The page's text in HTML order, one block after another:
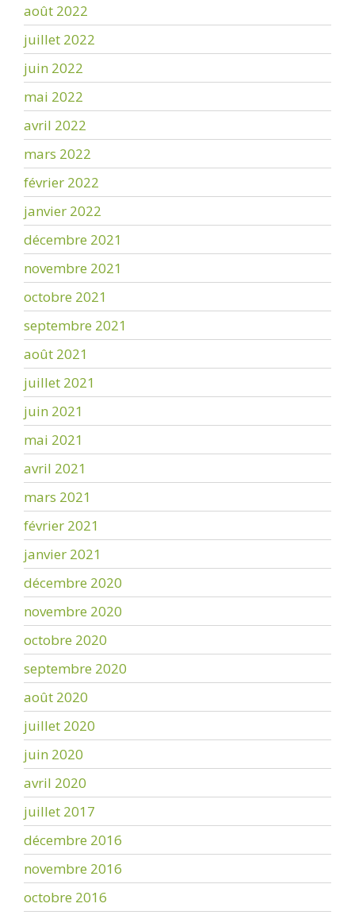
août 2022
juillet 2022
juin 2022
mai 2022
avril 2022
mars 2022
février 2022
janvier 2022
décembre 2021
novembre 2021
octobre 2021
septembre 2021
août 2021
juillet 2021
juin 2021
mai 2021
avril 2021
mars 2021
février 2021
janvier 2021
décembre 2020
novembre 2020
octobre 2020
septembre 2020
août 2020
juillet 2020
juin 2020
avril 2020
juillet 2017
décembre 2016
novembre 2016
octobre 2016